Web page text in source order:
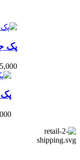
پک
495,000
پک